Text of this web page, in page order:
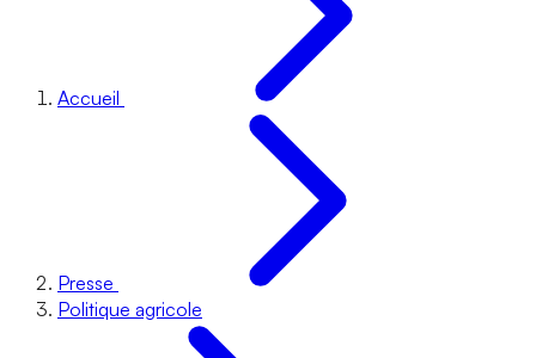
Accueil
Presse
Politique agricole